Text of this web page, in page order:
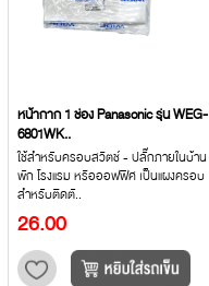
หน้ากาก 1 ช่อง Panasonic รุ่น WEG-
6801WK..
ใช้สำหรับครอบสวิตช์ - ปลั๊กภายในบ้าน
พัก โรงแรม หรือออฟฟิศ เป็นแผงครอบ
สำหรับติดตั..
26.00